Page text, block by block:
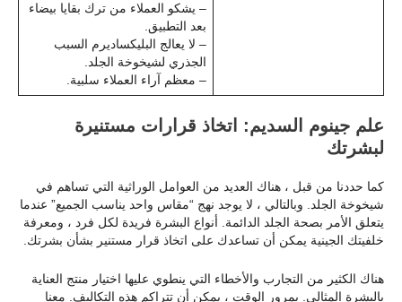
– يشكو العملاء من ترك بقايا بيضاء
بعد التطبيق.
– لا يعالج البليكساديرم السبب
الجذري لشيخوخة الجلد.
– معظم آراء العملاء سلبية.
علم جينوم السديم: اتخاذ قرارات مستنيرة
لبشرتك
كما حددنا من قبل ، هناك العديد من العوامل الوراثية التي تساهم في
شيخوخة الجلد. وبالتالي ، لا يوجد نهج “مقاس واحد يناسب الجميع” عندما
يتعلق الأمر بصحة الجلد الدائمة. أنواع البشرة فريدة لكل فرد ، ومعرفة
خلفيتك الجينية يمكن أن تساعدك على اتخاذ قرار مستنير بشأن بشرتك.
هناك الكثير من التجارب والأخطاء التي ينطوي عليها اختيار منتج العناية
بالبشرة المثالي. بمرور الوقت ، يمكن أن تتراكم هذه التكاليف. معنا